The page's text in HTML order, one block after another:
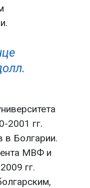
2001 гг.
в Болгарии.
МВФ и
гг.